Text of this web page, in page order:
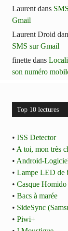
Laurent dans
Gmail
Laurent Droid
SMS sur Gmail
finette dans
son numéro
Top 10 lectures
• ISS Detector
• A toi, mon très
• Android-
• Lampe LED de
• Casque Homido
• Bacs à marée
• SideSync
• Piwi+